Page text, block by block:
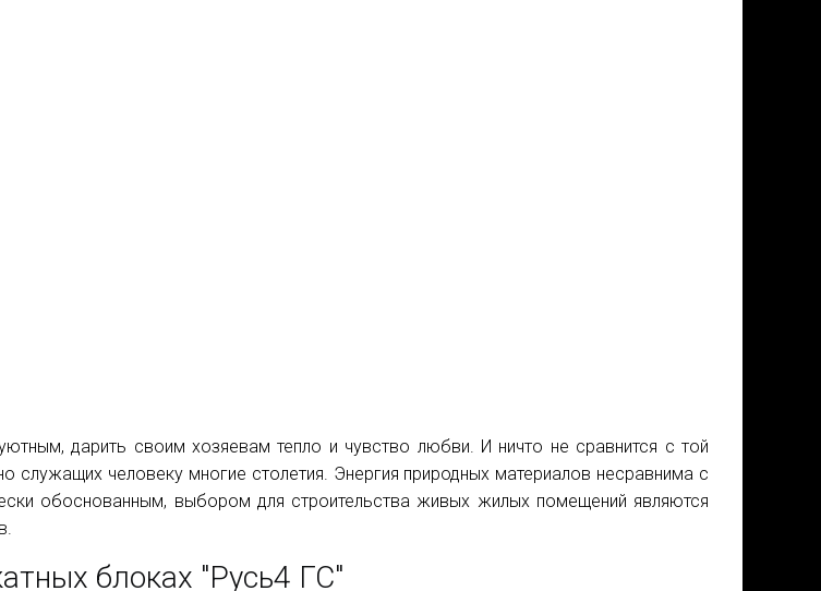
дарить своим хозяевам тепло и чувство любви. И ничто не сравнится с той
служащих человеку многие столетия. Энергия природных материалов несравнима с
обоснованным, выбором для строительства живых жилых помещений являются
блоках "Русь4 ГС"